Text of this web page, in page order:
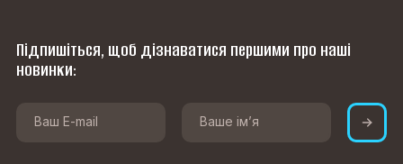
Підпишіться, щоб дізнаватися першими про наші
новинки: